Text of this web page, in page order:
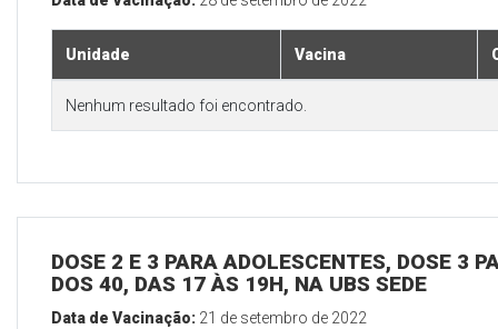
Unidade Vacina
Nenhum resultado foi encontrado.
DOSE 2 E 3 PARA ADOLESCENTES, DOSE 3
DOS 40, DAS 17 ÀS 19H, NA UBS SEDE
Data de Vacinação: 21 de setembro de 2022